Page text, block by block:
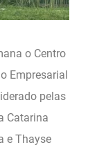
o Centro
Empresarial
pelas
Catarina
e Thayse